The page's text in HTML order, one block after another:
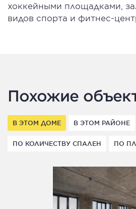
хоккейными площадками,
видов спорта и фитнес-
Похожие
В ЭТОМ ДОМЕ В ЭТОМ РАЙОНЕ
ПО КОЛИЧЕСТВУ СПАЛЕН ПО